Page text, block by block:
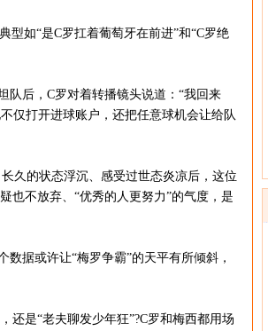
如“是C罗扛着葡萄牙在前进”和“C罗绝
后，C罗对着转播镜头说道：“我回来
仅打开进球账户，还把任意球机会让给队
久的状态浮沉、感受过世态炎凉后，这位
也不放弃、“优秀的人更努力”的气度，是
据或许让“梅罗争霸”的天平有所倾斜，
是“老夫聊发少年狂”?C罗和梅西都用场